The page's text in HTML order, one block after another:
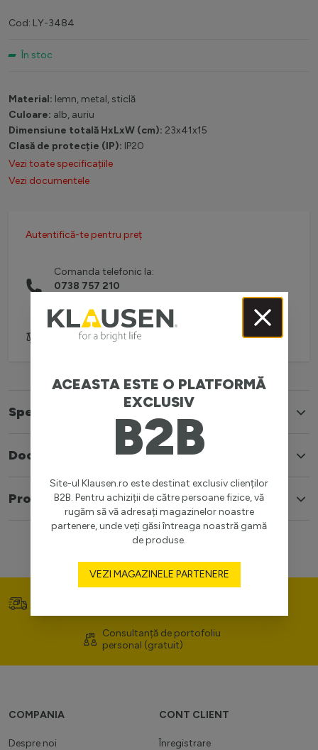
Cod: LY-3484
În stoc
Material: lemn, metal, sticlă
Culoare: alb, auriu
Dimensiune totală HxLxW (cm): 23x41x15
Clasă de protecție (IP): IP20
Vezi toate specificațiile
Vezi documentele
Autentifică-te pentru preț
Comanda telefonic la:
0738 757 210
Adaugă pentru comparare
Specificatii
Documente
Produse similare
ACEASTA ESTE O PLATFORMĂ
EXCLUSIV
B2B
Site-ul Klausen.ro este destinat exclusiv clienților
B2B. Pentru achiziții de către persoane fizice, vă
rugăm să vă adresați magazinelor noastre
partenere, unde veți găsi întreaga noastră gamă
de produse.
VEZI MAGAZINELE PARTENERE
Consultanță de portofoliu
personal (gratuit)
COMPANIA
Despre noi
CONT CLIENT
Înregistrare